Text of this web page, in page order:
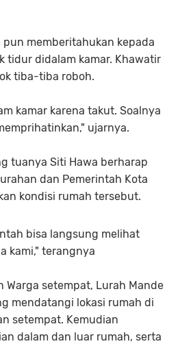
pun memberitahukan kepada
tidur didalam kamar. Khawatir
tiba-tiba roboh.
kamar karena takut. Soalnya
ujarnya.
tuanya Siti Hawa berharap
dan Pemerintah Kota
kondisi rumah tersebut.
bisa langsung melihat
kami," terangnya
Warga setempat, Lurah Mande
mendatangi lokasi rumah di
setempat. Kemudian
dalam dan luar rumah, serta